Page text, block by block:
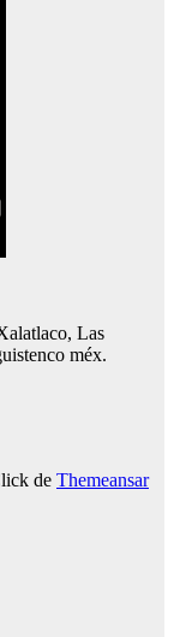
Las
méx.
de Themeansar